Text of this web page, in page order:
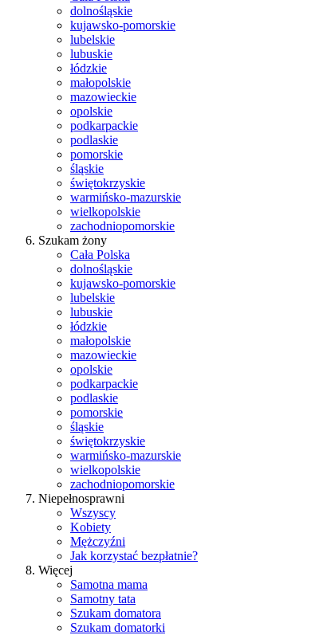
dolnośląskie
kujawsko-pomorskie
lubelskie
lubuskie
łódzkie
małopolskie
mazowieckie
opolskie
podkarpackie
podlaskie
pomorskie
śląskie
świętokrzyskie
warmińsko-mazurskie
wielkopolskie
zachodniopomorskie
Szukam żony
Cała Polska
dolnośląskie
kujawsko-pomorskie
lubelskie
lubuskie
łódzkie
małopolskie
mazowieckie
opolskie
podkarpackie
podlaskie
pomorskie
śląskie
świętokrzyskie
warmińsko-mazurskie
wielkopolskie
zachodniopomorskie
Niepełnosprawni
Wszyscy
Kobiety
Mężczyźni
Jak korzystać bezpłatnie?
Więcej
Samotna mama
Samotny tata
Szukam domatora
Szukam domatorki